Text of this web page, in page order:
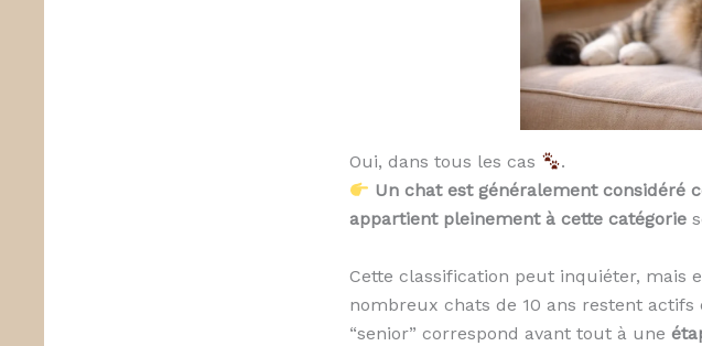
Oui, dans tous les cas
.
Un chat est généralement considéré
appartient pleinement à cette catégorie
Cette classification peut inquiéter, mais
nombreux chats de 10 ans restent
“senior” correspond avant tout à une